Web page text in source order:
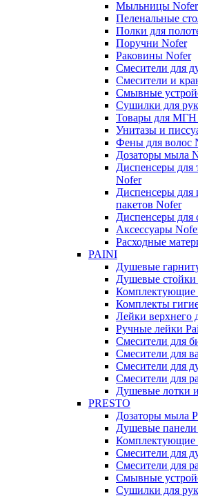
Мыльницы Nofer
Пеленальные
Полки для
Поручни Nofer
Раковины Nofer
Смесители для
Смесители и
Смывные
Сушилки для
Товары для МГН
Унитазы и
Фены для волос
Дозаторы мыла
Диспенсеры для
Nofer
Диспенсеры для
пакетов Nofer
Диспенсеры для
Аксессуары
Расходные
PAINI
Душевые
Душевые стойки
Комплектующие
Комплекты
Лейки верхнего
Ручные лейки
Смесители для
Смесители для
Смесители для
Смесители для
Душевые лотки
PRESTO
Дозаторы мыла
Душевые панели
Комплектующие
Смесители для
Смесители для
Смывные
Сушилки для